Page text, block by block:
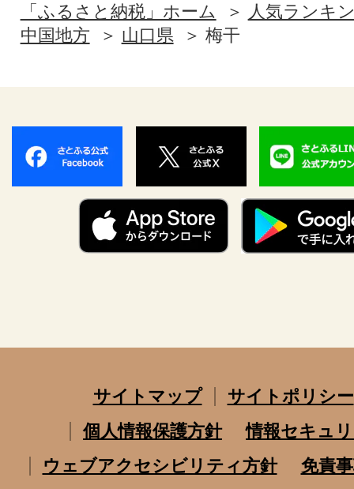
「ふるさと納税」ホーム
人気ランキ
中国地方
山口県 梅干
サイトマップ
サイトポリシー
個人情報保護方針
情報セキュ
ウェブアクセシビリティ方針
免責